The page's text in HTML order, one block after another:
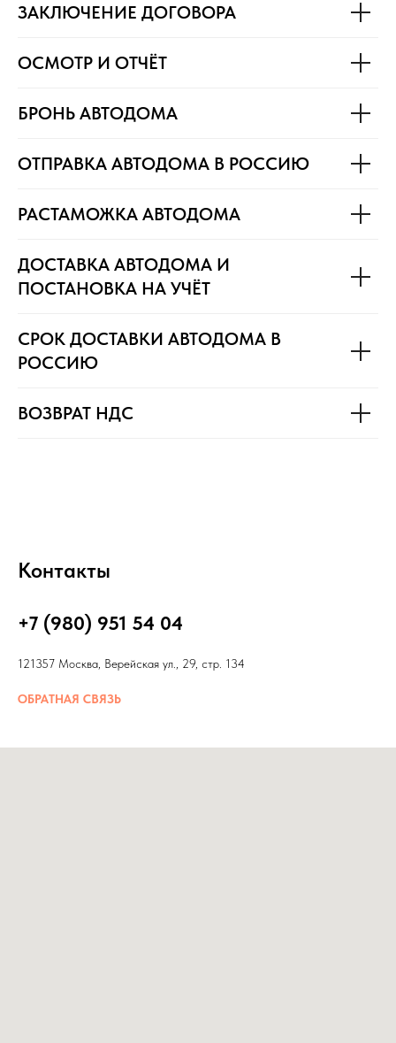
ЗАКЛЮЧЕНИЕ ДОГОВОРА
ОСМОТР И ОТЧЁТ
БРОНЬ АВТОДОМА
ОТПРАВКА АВТОДОМА В РОССИЮ
РАСТАМОЖКА АВТОДОМА
ДОСТАВКА АВТОДОМА И
ПОСТАНОВКА НА УЧЁТ
СРОК ДОСТАВКИ АВТОДОМА В
РОССИЮ
ВОЗВРАТ НДС
Контакты
+7 (980) 951 54 04
121357 Москва, Верейская ул., 29, стр. 134
ОБРАТНАЯ СВЯЗЬ